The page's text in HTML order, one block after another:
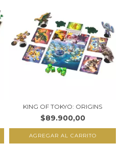
KING OF TOKYO: ORIGINS
$89.900,00